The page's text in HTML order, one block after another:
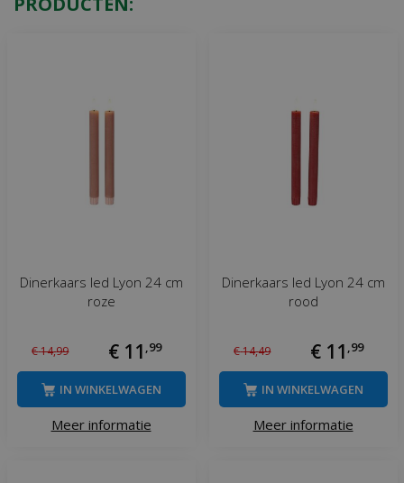
Dinerkaars led Lyon 24 cm
roze
€14,99 € 11 ,99
Meer informatie
IN WINKELWAGEN
Dinerkaars led Lyon 24 cm
rood
€14,49 € 11 ,99
Meer informatie
IN WINKELWAGEN